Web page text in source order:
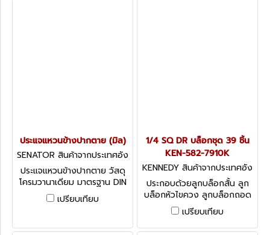
ประแจแหวนข้างปากตาย (มิล)
SENATOR สินค้าจากประเทศอัง
กฤษ SEN-582-4100K
ประแจแหวนข้างปากตาย วัสดุ
โครมวานาเดียม มาตรฐาน DIN
3113 มีขนาดให้เลือกตั้งแต่ 6-15
มม. Senator Chrome
Spanners
เปรียบเทียบ
1/4 SQ DR บล็อกชุด 39 ชิ้น
KEN-582-7910K
KENNEDY สินค้าจากประเทศอัง
กฤษ-1
ประกอบด้วยลูกบล็อกสั้น ลูก
บล็อกหัวไขควง ลูกบล็อกถอด
หัวเทียน ด้ามและข้อต่อในชุด
Kennedy Socket Sets 1/2
เปรียบเทียบ